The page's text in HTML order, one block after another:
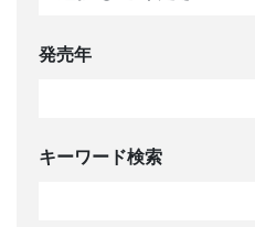
発売年
キーワード検索